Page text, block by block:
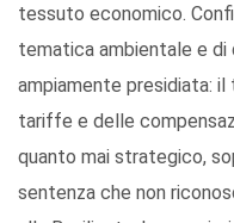
tessuto economico.
tematica ambientale e di
ampiamente presidiata:
tariffe e delle
quanto mai strategico,
sentenza che non